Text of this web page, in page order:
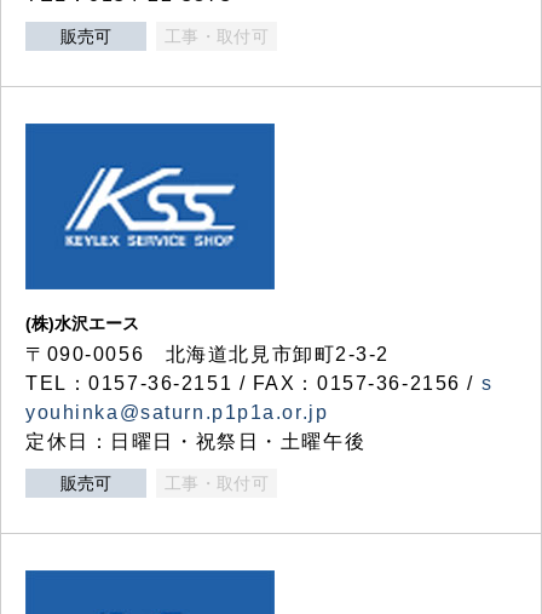
販売可 工事・取付可
(株)水沢エース
〒090-0056 北海道北見市卸町2-3-2
TEL：0157-36-2151 / FAX：0157-36-2156 / s
youhinka@saturn.p1p1a.or.jp
定休日：日曜日・祝祭日・土曜午後
販売可 工事・取付可